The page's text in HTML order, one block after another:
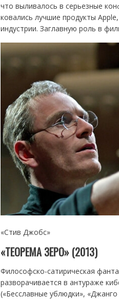
что выливалось в серьезные
ковались лучшие продукты
индустрии. Заглавную роль в
«Стив Джобс»
«ТЕОРЕМА ЗЕРО» (2013)
Философско-сатирическая
разворачивается в антураже
(«Бесславные ублюдки»,